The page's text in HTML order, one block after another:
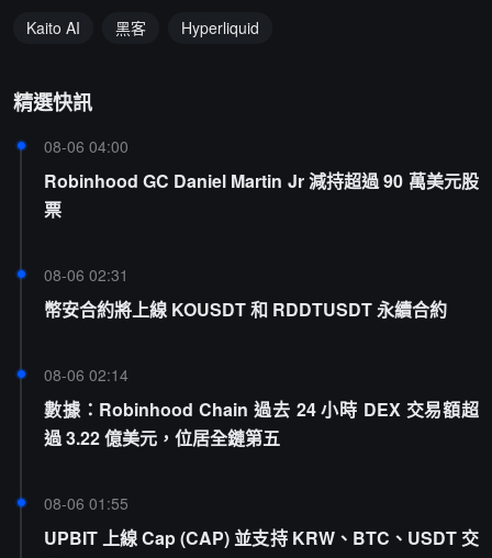
Kaito AI 黑客 Hyperliquid
精選快訊
08-06 04:00
Robinhood GC Daniel Martin Jr 減持超過 90 萬美元股
票
08-06 02:31
幣安合約將上線 KOUSDT 和 RDDTUSDT 永續合約
08-06 02:14
數據：Robinhood Chain 過去 24 小時 DEX 交易額超
過 3.22 億美元，位居全鏈第五
08-06 01:55
UPBIT 上線 Cap (CAP) 並支持 KRW、BTC、USDT 交